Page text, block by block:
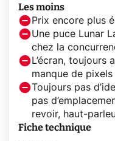
Les moins
Prix encore plus
Une puce Lunar
chez la
L’écran, toujours
manque de pixels
Toujours pas
pas
revoir, haut-
Fiche technique